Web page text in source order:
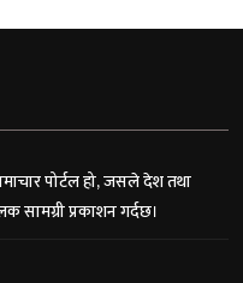
पोर्टल हो, जसले देश तथा
सामग्री प्रकाशन गर्दछ।